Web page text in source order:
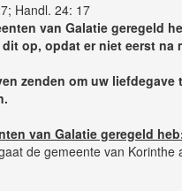
Handl. 24: 17
van Galatie geregeld
op, opdat er niet eerst
zenden om uw liefdegave
van Galatie geregeld
de gemeente van